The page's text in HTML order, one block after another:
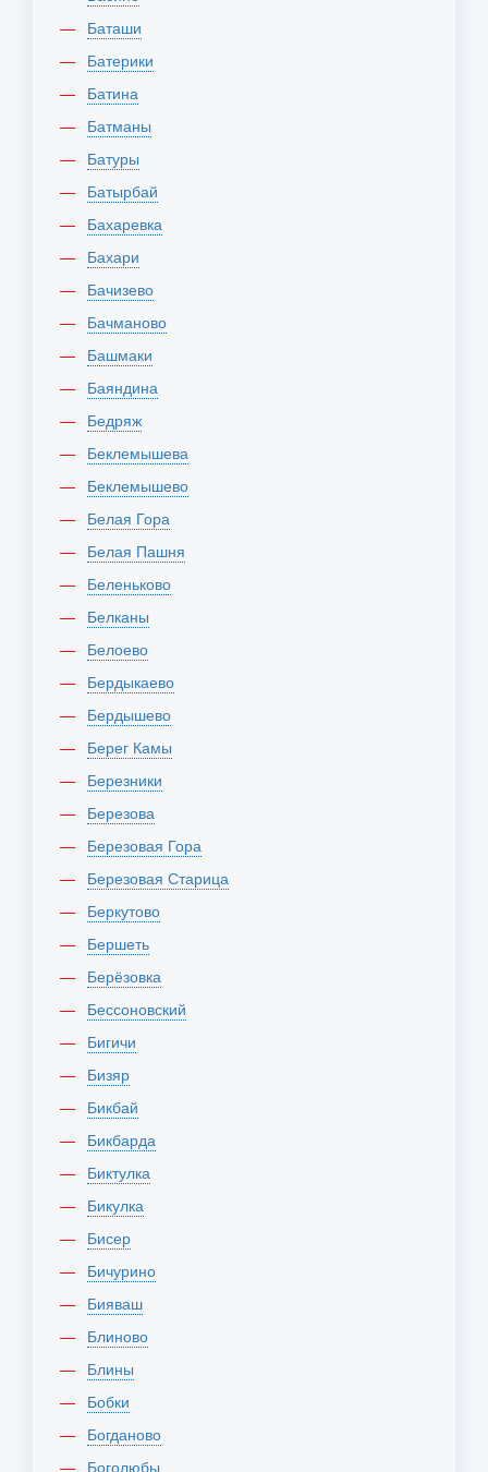
Баташи
Батерики
Батина
Батманы
Батуры
Батырбай
Бахаревка
Бахари
Бачизево
Бачманово
Башмаки
Баяндина
Бедряж
Беклемышева
Беклемышево
Белая Гора
Белая Пашня
Беленьково
Белканы
Белоево
Бердыкаево
Бердышево
Берег Камы
Березники
Березова
Березовая Гора
Березовая Старица
Беркутово
Бершеть
Берёзовка
Бессоновский
Бигичи
Бизяр
Бикбай
Бикбарда
Биктулка
Бикулка
Бисер
Бичурино
Бияваш
Блиново
Блины
Бобки
Богданово
Боголюбы